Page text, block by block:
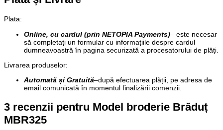
Plata:
Online, cu cardul (prin NETOPIA Payments)– este necesar
să completați un formular cu informațiile despre cardul
dumneavoastră în pagina securizată a procesatorului de plăți.
Livrarea produselor:
Automată și Gratuită–după efectuarea plății, pe adresa de
email comunicată în momentul finalizării comenzii.
3 recenzii pentru Model broderie Brăduț
MBR325